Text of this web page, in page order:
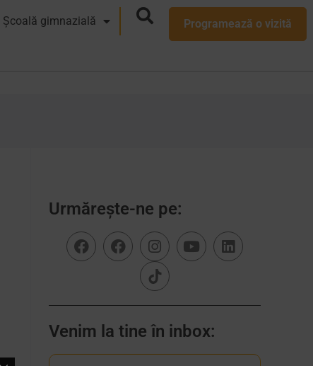
Școală gimnazială Programează o vizită
Urmărește-ne pe:
Venim la tine în inbox: